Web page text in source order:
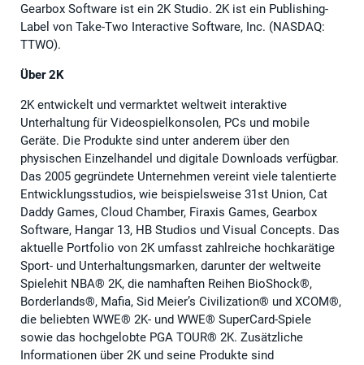
Gearbox Software ist ein 2K Studio. 2K ist ein Publishing-
Label von Take-Two Interactive Software, Inc. (NASDAQ:
TTWO).
Über 2K
2K entwickelt und vermarktet weltweit interaktive
Unterhaltung für Videospielkonsolen, PCs und mobile
Geräte. Die Produkte sind unter anderem über den
physischen Einzelhandel und digitale Downloads verfügbar.
Das 2005 gegründete Unternehmen vereint viele talentierte
Entwicklungsstudios, wie beispielsweise 31st Union, Cat
Daddy Games, Cloud Chamber, Firaxis Games, Gearbox
Software, Hangar 13, HB Studios und Visual Concepts. Das
aktuelle Portfolio von 2K umfasst zahlreiche hochkarätige
Sport- und Unterhaltungsmarken, darunter der weltweite
Spielehit NBA® 2K, die namhaften Reihen BioShock®,
Borderlands®, Mafia, Sid Meier’s Civilization® und XCOM®,
die beliebten WWE® 2K- und WWE® SuperCard-Spiele
sowie das hochgelobte PGA TOUR® 2K. Zusätzliche
Informationen über 2K und seine Produkte sind